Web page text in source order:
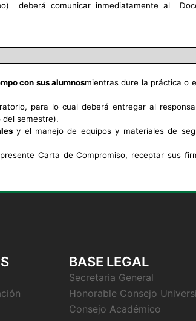
deberá comunicar inmediatamente al
con sus alumnosmientras dure la práctica o
para lo cual deberá entregar al
del semestre).
y el manejo de equipos y materiales de
Carta de Compromiso, receptar sus
BASE LEGAL
Secretaria General
Honorable Consejo
Consejo Académico